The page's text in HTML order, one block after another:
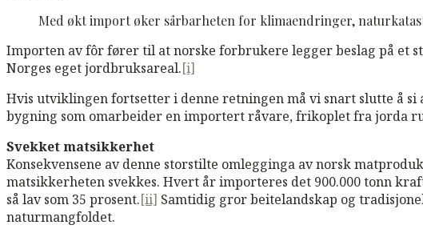
Med økt import øker sårbarheten for klimaendringer,
Importen av fôr fører til at norske forbrukere legger beslag på et
Norges eget jordbruksareal.[i]
Hvis utviklingen fortsetter i denne retningen må vi snart slutte å
bygning som omarbeider en importert råvare, frikoplet fra jorda
Svekket matsikkerhet
Konsekvensene av denne storstilte omlegginga av norsk
matsikkerheten svekkes. Hvert år importeres det 900.000 tonn
så lav som 35 prosent.[ii] Samtidig gror beitelandskap og
naturmangfoldet.